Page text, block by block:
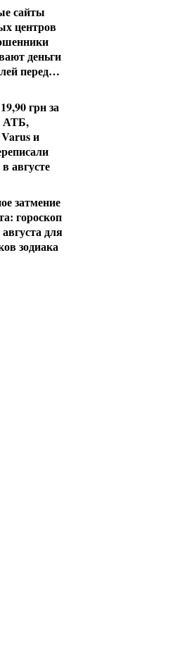
сайты
центров
деньги
перед
грн за
АТБ,
и
августе
затмение
гороскоп
для
зодиака